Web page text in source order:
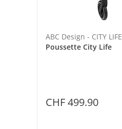
ABC Design - CITY LIFE
Poussette City Life
CHF 499.90